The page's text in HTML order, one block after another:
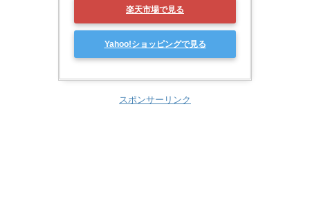
楽天市場で見る
Yahoo!ショッピングで見る
スポンサーリンク